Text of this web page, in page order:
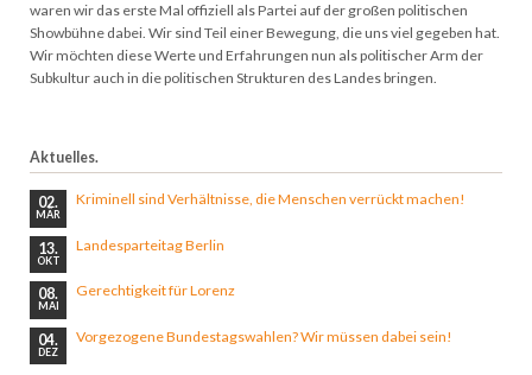
waren wir das erste Mal offiziell als Partei auf der großen politischen
Showbühne dabei. Wir sind Teil einer Bewegung, die uns viel gegeben hat.
Wir möchten diese Werte und Erfahrungen nun als politischer Arm der
Subkultur auch in die politischen Strukturen des Landes bringen.
Aktuelles.
02.
MÄR
Kriminell sind Verhältnisse, die Menschen verrückt machen!
13.
OKT
Landesparteitag Berlin
08.
MAI
Gerechtigkeit für Lorenz
04.
DEZ
Vorgezogene Bundestagswahlen? Wir müssen dabei sein!